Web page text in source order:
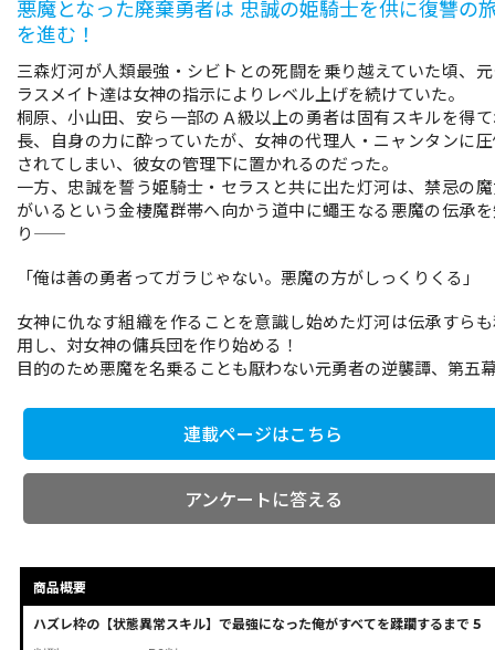
悪魔となった廃棄勇者は 忠誠の姫騎士を供に復讐の
を進む！
三森灯河が人類最強・シビトとの死闘を乗り越えていた頃、
ラスメイト達は女神の指示によりレベル上げを続けていた。
桐原、小山田、安ら一部のＡ級以上の勇者は固有スキルを得
長、自身の力に酔っていたが、女神の代理人・ニャンタンに
されてしまい、彼女の管理下に置かれるのだった。
一方、忠誠を誓う姫騎士・セラスと共に出た灯河は、禁忌の
がいるという金棲魔群帯へ向かう道中に蠅王なる悪魔の伝承
り――
「俺は善の勇者ってガラじゃない。悪魔の方がしっくりくる」
女神に仇なす組織を作ることを意識し始めた灯河は伝承すら
用し、対女神の傭兵団を作り始める！
目的のため悪魔を名乗ることも厭わない元勇者の逆襲譚、第五
連載ページはこちら
アンケートに答える
商品概要
ハズレ枠の【状態異常スキル】で最強になった俺がすべてを蹂躙するまで 5